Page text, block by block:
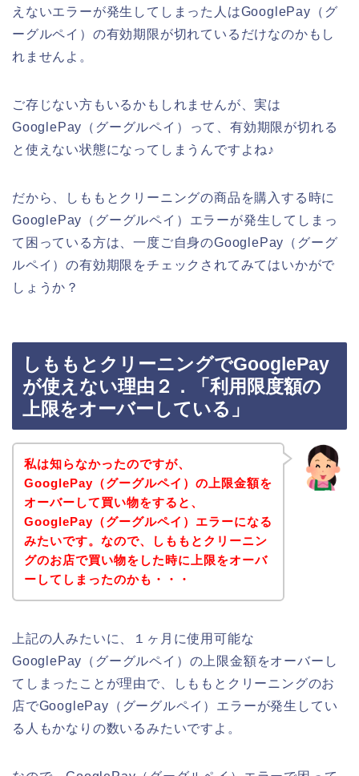
えないエラーが発生してしまった人はGooglePay（グ
ーグルペイ）の有効期限が切れているだけなのかもし
れませんよ。
ご存じない方もいるかもしれませんが、実は
GooglePay（グーグルペイ）って、有効期限が切れる
と使えない状態になってしまうんですよね♪
だから、しももとクリーニングの商品を購入する時に
GooglePay（グーグルペイ）エラーが発生してしまっ
て困っている方は、一度ご自身のGooglePay（グーグ
ルペイ）の有効期限をチェックされてみてはいかがで
しょうか？
しももとクリーニングでGooglePay
が使えない理由２．「利用限度額の
上限をオーバーしている」
私は知らなかったのですが、
GooglePay（グーグルペイ）の上限金額を
オーバーして買い物をすると、
GooglePay（グーグルペイ）エラーになる
みたいです。なので、しももとクリーニン
グのお店で買い物をした時に上限をオーバ
ーしてしまったのかも・・・
上記の人みたいに、１ヶ月に使用可能な
GooglePay（グーグルペイ）の上限金額をオーバーし
てしまったことが理由で、しももとクリーニングのお
店でGooglePay（グーグルペイ）エラーが発生してい
る人もかなりの数いるみたいですよ。